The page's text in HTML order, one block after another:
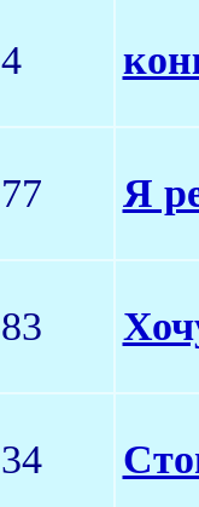
4
77 Я
83
34